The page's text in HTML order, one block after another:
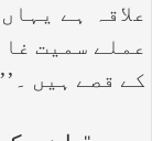
علاقہ ہے
عملے سمیت
کے قصے ہیں ۔’’